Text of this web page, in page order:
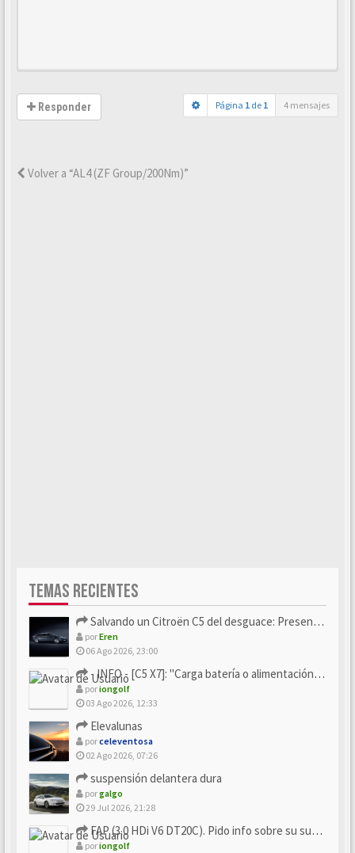
Responder Página 1 de 1 4 mensajes
Volver a “AL4 (ZF Group/200Nm)”
TEMAS RECIENTES
Salvando un Citroën C5 del desguace: Presentación y seguimiento
porEren
06 Ago 2026, 23:00
- INFO - [C5 X7]: "Carga batería o alimentación eléctri...
poriongolf
03 Ago 2026, 12:33
Elevalunas
porceleventosa
02 Ago 2026, 07:26
suspensión delantera dura
porgalgo
29 Jul 2026, 21:28
FAP (3.0 HDi V6 DT20C). Pido info sobre su sustitución
poriongolf